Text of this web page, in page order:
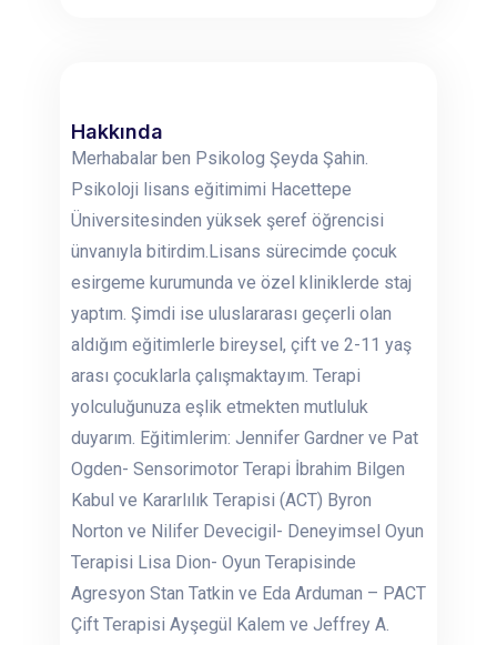
Hakkında
Merhabalar ben Psikolog Şeyda Şahin.
Psikoloji lisans eğitimimi Hacettepe
Üniversitesinden yüksek şeref öğrencisi
ünvanıyla bitirdim.Lisans sürecimde çocuk
esirgeme kurumunda ve özel kliniklerde staj
yaptım. Şimdi ise uluslararası geçerli olan
aldığım eğitimlerle bireysel, çift ve 2-11 yaş
arası çocuklarla çalışmaktayım. Terapi
yolculuğunuza eşlik etmekten mutluluk
duyarım. Eğitimlerim: Jennifer Gardner ve Pat
Ogden- Sensorimotor Terapi İbrahim Bilgen
Kabul ve Kararlılık Terapisi (ACT) Byron
Norton ve Nilifer Devecigil- Deneyimsel Oyun
Terapisi Lisa Dion- Oyun Terapisinde
Agresyon Stan Tatkin ve Eda Arduman – PACT
Çift Terapisi Ayşegül Kalem ve Jeffrey A.